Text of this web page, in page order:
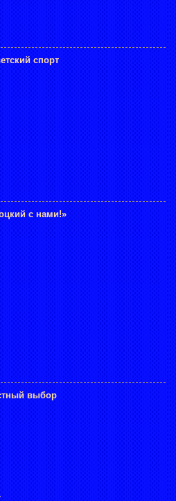
спорт
с нами!»
выбор